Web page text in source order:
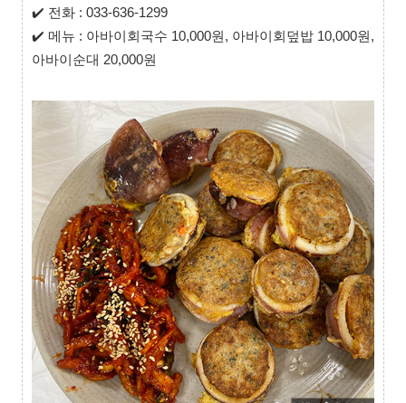
✔ 전화 : 033-636-1299
✔ 메뉴 : 아바이회국수 10,000원, 아바이회덮밥 10,000원,
아바이순대 20,000원